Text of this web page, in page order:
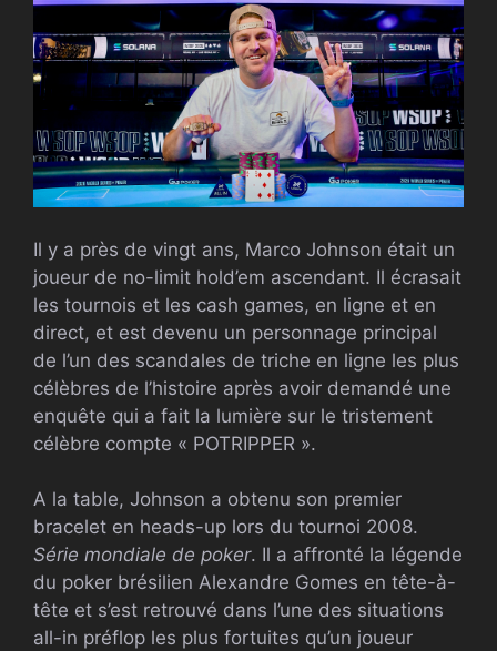
Il y a près de vingt ans, Marco Johnson était un
joueur de no-limit hold’em ascendant. Il écrasait
les tournois et les cash games, en ligne et en
direct, et est devenu un personnage principal
de l’un des scandales de triche en ligne les plus
célèbres de l’histoire après avoir demandé une
enquête qui a fait la lumière sur le tristement
célèbre compte « POTRIPPER ».
A la table, Johnson a obtenu son premier
bracelet en heads-up lors du tournoi 2008.
Série mondiale de poker. Il a affronté la légende
du poker brésilien Alexandre Gomes en tête-à-
tête et s’est retrouvé dans l’une des situations
all-in préflop les plus fortuites qu’un joueur